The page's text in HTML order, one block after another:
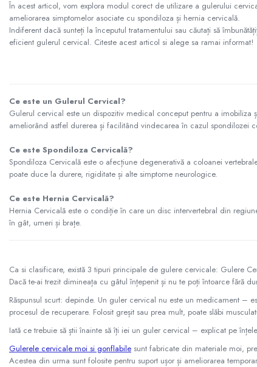
Binocluri Night Vision
Binocluri Optice
Lunete
Monocluri Optice
Telescoape
Lampi LED Smart
Ortopedie si Orteze
Produse ingrijire personala
Suporturi ortopedice si orteze
În acest articol, vom explora modul corect de utilizare a gulerului
ameliorarea simptomelor asociate cu spondiloza și hernia cervicală.
Indiferent dacă sunteți la începutul tratamentului sau căutați să
eficient gulerul cervical. Citeste acest articol si alege sa ramai informat!
Ce este un Gulerul Cervical?
Gulerul cervical este un dispozitiv medical conceput pentru a
ameliorând astfel durerea și facilitând vindecarea în cazul spondilozei
Ce este Spondiloza Cervicală?
Spondiloza Cervicală este o afecțiune degenerativă a coloanei
poate duce la durere, rigiditate și alte simptome neurologice.
Ce este Hernia Cervicală?
Hernia Cervicală este o condiție în care un disc intervertebral din
în gât, umeri și brațe.
Ca si clasificare, există 3 tipuri principale de gulere cervicale: Gulere
Dacă te-ai trezit dimineața cu gâtul înțepenit și nu te poți întoarce fără
Răspunsul scurt: depinde. Un guler cervical nu este un medicament –
procesul de recuperare. Folosit greșit sau prea mult, poate slăbi
Iată ce trebuie să știi înainte să îți iei un guler cervical – explicat pe
Gulerele cervicale moi si gonflabile sunt fabricate din materiale moi,
Acestea din urma sunt folosite pentru suport ușor și ameliorarea